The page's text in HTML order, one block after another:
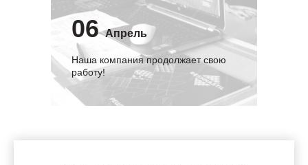
06 Апрель
Наша компания продолжает свою
работу!